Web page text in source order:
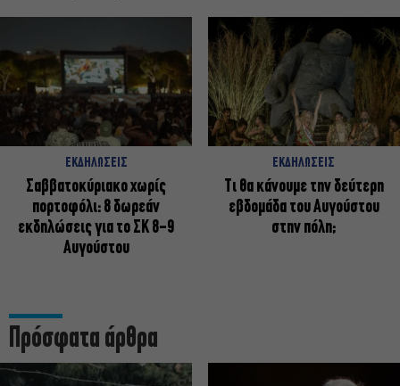
ΕΚΔΗΛΩΣΕΙΣ
Σαββατοκύριακο χωρίς
πορτοφόλι: 8 δωρεάν
εκδηλώσεις για το ΣΚ 8-9
Αυγούστου
ΕΚΔΗΛΩΣΕΙΣ
Τι θα κάνουμε την δεύτερη
εβδομάδα του Αυγούστου
στην πόλη;
Πρόσφατα άρθρα